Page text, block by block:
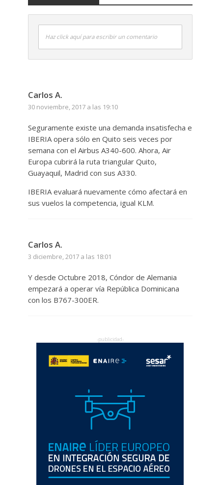
Haz click aquí para escribir un comentario
Carlos A.
30 noviembre, 2017 a las 19:10
Seguramente existe una demanda insatisfecha e
IBERIA opera sólo en Quito seis veces por
semana con el Airbus A340-600. Ahora, Air
Europa cubrirá la ruta triangular Quito,
Guayaquil, Madrid con sus A330.
IBERIA evaluará nuevamente cómo afectará en
sus vuelos la competencia, igual KLM.
Carlos A.
3 diciembre, 2017 a las 18:01
Y desde Octubre 2018, Cóndor de Alemania
empezará a operar vía República Dominicana
con los B767-300ER.